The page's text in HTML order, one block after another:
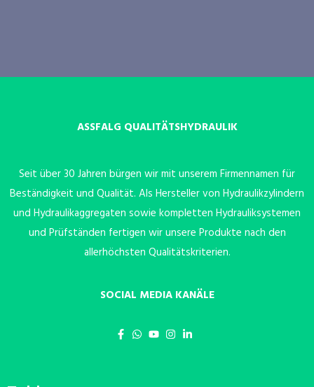
ASSFALG QUALITÄTSHYDRAULIK
Seit über 30 Jahren bürgen wir mit unserem Firmennamen für
Beständigkeit und Qualität. Als Hersteller von Hydraulikzylindern
und Hydraulikaggregaten sowie kompletten Hydrauliksystemen
und Prüfständen fertigen wir unsere Produkte nach den
allerhöchsten Qualitätskriterien.
SOCIAL MEDIA KANÄLE